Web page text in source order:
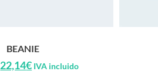
BEANIE
22,14€ IVA incluido